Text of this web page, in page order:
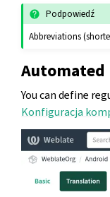
Podpowiedź
Abbreviations
Automated
You can define
Konfiguracja